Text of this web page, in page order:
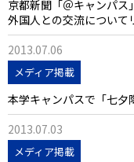
京都新聞「＠キャンパ
外国人との交流について
2013.07.06
メディア掲載
本学キャンパスで「七夕
2013.07.03
メディア掲載